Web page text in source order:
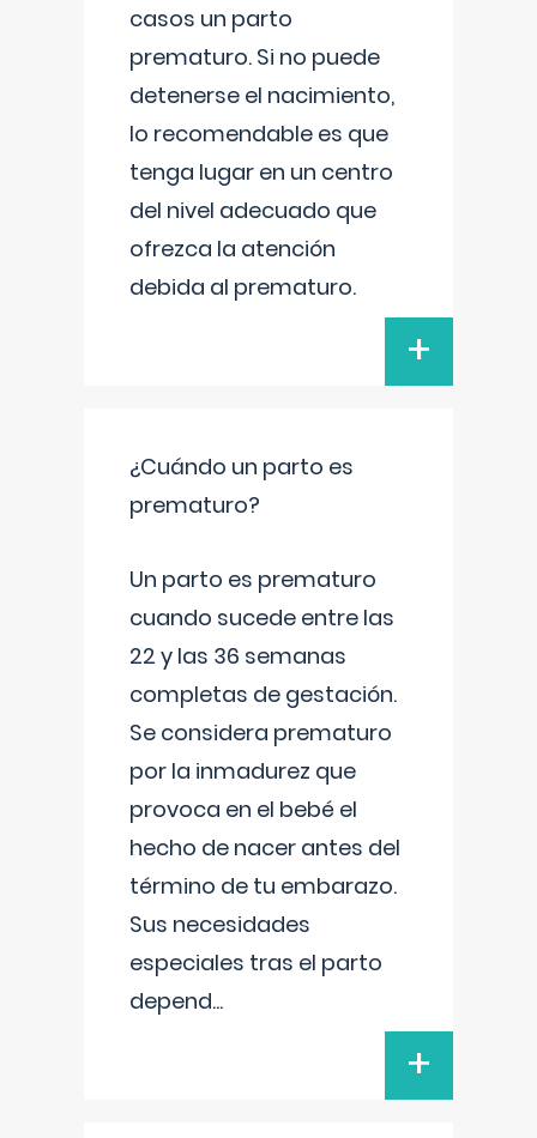
casos un parto
prematuro. Si no puede
detenerse el nacimiento,
lo recomendable es que
tenga lugar en un centro
del nivel adecuado que
ofrezca la atención
debida al prematuro.
+
¿Cuándo un parto es
prematuro?
Un parto es prematuro
cuando sucede entre las
22 y las 36 semanas
completas de gestación.
Se considera prematuro
por la inmadurez que
provoca en el bebé el
hecho de nacer antes del
término de tu embarazo.
Sus necesidades
especiales tras el parto
depend...
+